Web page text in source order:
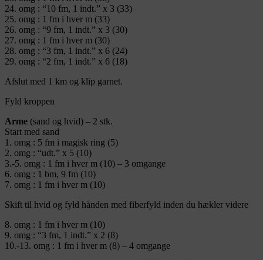
24. omg : “10 fm, 1 indt.” x 3 (33)
25. omg : 1 fm i hver m (33)
26. omg : “9 fm, 1 indt.” x 3 (30)
27. omg : 1 fm i hver m (30)
28. omg : “3 fm, 1 indt.” x 6 (24)
29. omg : “2 fm, 1 indt.” x 6 (18)
Afslut med 1 km og klip garnet.
Fyld kroppen
Arme (sand og hvid) – 2 stk.
Start med sand
1. omg : 5 fm i magisk ring (5)
2. omg : “udt.” x 5 (10)
3.-5. omg : 1 fm i hver m (10) – 3 omgange
6. omg : 1 bm, 9 fm (10)
7. omg : 1 fm i hver m (10)
Skift til hvid og fyld hånden med fiberfyld inden du hækler videre
8. omg : 1 fm i hver m (10)
9. omg : “3 fm, 1 indt.” x 2 (8)
10.-13. omg : 1 fm i hver m (8) – 4 omgange